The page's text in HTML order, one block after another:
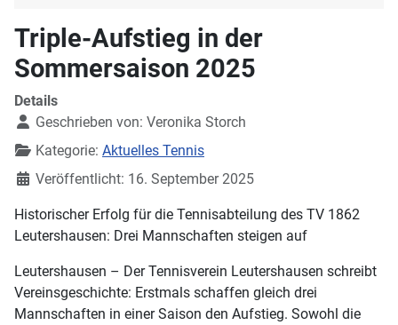
Triple-Aufstieg in der
Sommersaison 2025
Details
Geschrieben von: Veronika Storch
Kategorie: Aktuelles Tennis
Veröffentlicht: 16. September 2025
Historischer Erfolg für die Tennisabteilung des TV 1862
Leutershausen: Drei Mannschaften steigen auf
Leutershausen – Der Tennisverein Leutershausen schreibt
Vereinsgeschichte: Erstmals schaffen gleich drei
Mannschaften in einer Saison den Aufstieg. Sowohl die